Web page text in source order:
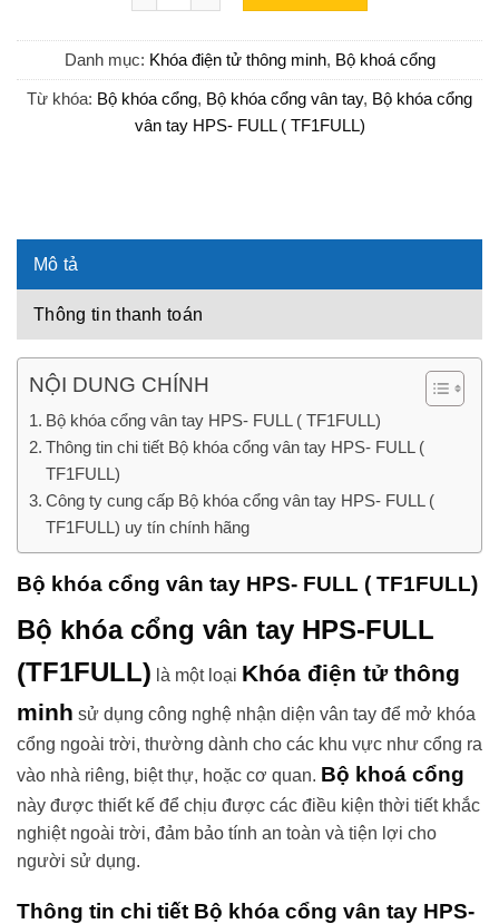
Danh mục: Khóa điện tử thông minh, Bộ khoá cổng
Từ khóa: Bộ khóa cổng, Bộ khóa cổng vân tay, Bộ khóa cổng
vân tay HPS- FULL ( TF1FULL)
Mô tả
Thông tin thanh toán
NỘI DUNG CHÍNH
Bộ khóa cổng vân tay HPS- FULL ( TF1FULL)
Thông tin chi tiết Bộ khóa cổng vân tay HPS- FULL (
TF1FULL)
Công ty cung cấp Bộ khóa cổng vân tay HPS- FULL (
TF1FULL) uy tín chính hãng
Bộ khóa cổng vân tay HPS- FULL ( TF1FULL)
Bộ khóa cổng vân tay HPS-FULL
(TF1FULL) là một loại Khóa điện tử thông
minh sử dụng công nghệ nhận diện vân tay để mở khóa
cổng ngoài trời, thường dành cho các khu vực như cổng ra
vào nhà riêng, biệt thự, hoặc cơ quan. Bộ khoá cổng
này được thiết kế để chịu được các điều kiện thời tiết khắc
nghiệt ngoài trời, đảm bảo tính an toàn và tiện lợi cho
người sử dụng.
Thông tin chi tiết Bộ khóa cổng vân tay HPS-